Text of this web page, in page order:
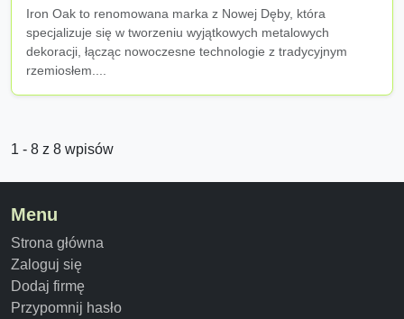
Iron Oak to renomowana marka z Nowej Dęby, która
specjalizuje się w tworzeniu wyjątkowych metalowych
dekoracji, łącząc nowoczesne technologie z tradycyjnym
rzemiosłem....
1 - 8 z 8 wpisów
Menu
Strona główna
Zaloguj się
Dodaj firmę
Przypomnij hasło